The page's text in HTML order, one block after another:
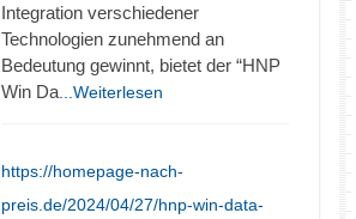
Integration verschiedener
Technologien zunehmend an
Bedeutung gewinnt, bietet der “HNP
Win Da ...Weiterlesen
https://homepage-nach-
preis.de/2024/04/27/hnp-win-data-